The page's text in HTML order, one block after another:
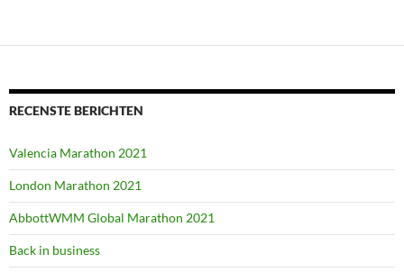
RECENSTE BERICHTEN
Valencia Marathon 2021
London Marathon 2021
AbbottWMM Global Marathon 2021
Back in business